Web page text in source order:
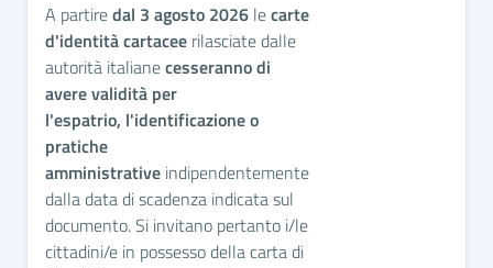
A partiredal 3 agosto 2026 lecarte
d'identità cartacee rilasciate dalle
autorità italianecesseranno di
avere validità per
l'espatrio, l'identificazione o
pratiche
amministrative indipendentemente
dalla data di scadenza indicata sul
documento. Si invitano pertanto i/le
cittadini/e in possesso della carta di